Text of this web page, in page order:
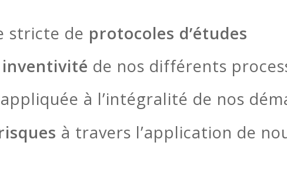
stricte de protocoles d’études
de nos différents
appliquée à l’intégralité de nos
à travers l’application de